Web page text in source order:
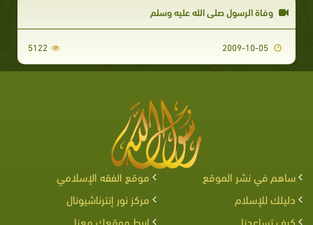
وفاة الرسول صلى الله عليه وسلم
5122
ساهم في نشر الموقع
موقع الفقه الإسلامي
دليلك للإسلام
مركز نور إنترناشيونال
كيف تساعدنا
اربط موقعك معنا